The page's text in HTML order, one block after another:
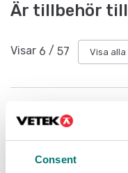
Consent
Är tillbehör till
Visar 6 / 57 Visa alla